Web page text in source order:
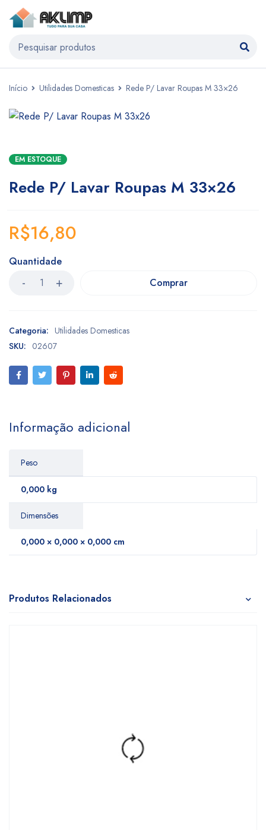
Início Utilidades Domesticas Rede P/ Lavar Roupas M 33×26
EM ESTOQUE
Rede P/ Lavar Roupas M 33×26
R$16,80
Quantidade
Comprar
Categoria: Utilidades Domesticas
SKU: 02607
Informação adicional
Peso
0,000 kg
Dimensões
0,000 × 0,000 × 0,000 cm
Produtos Relacionados